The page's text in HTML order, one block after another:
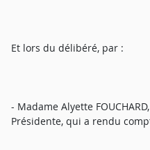
Et lors du délibéré, par :
- Madame Alyette
Présidente, qui a rendu